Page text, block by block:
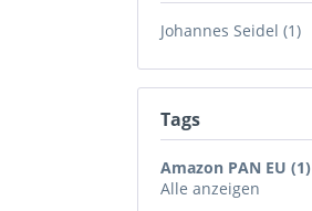
Johannes Seidel (1)
Tags
Amazon PAN EU (1)
Alle anzeigen